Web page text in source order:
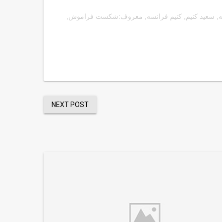
سعید کنیم کنیم فرانسه معروف:شکست فراموش
NEXT POST